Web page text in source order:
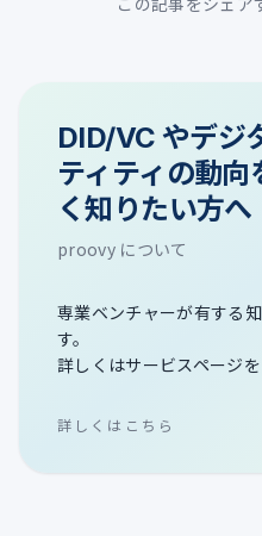
DID/VC やデジ
ティティの動向
く知りたい方へ
proovy について
専業ベンチャーが有する
す。
詳しくはサービスページ
詳しくはこちら